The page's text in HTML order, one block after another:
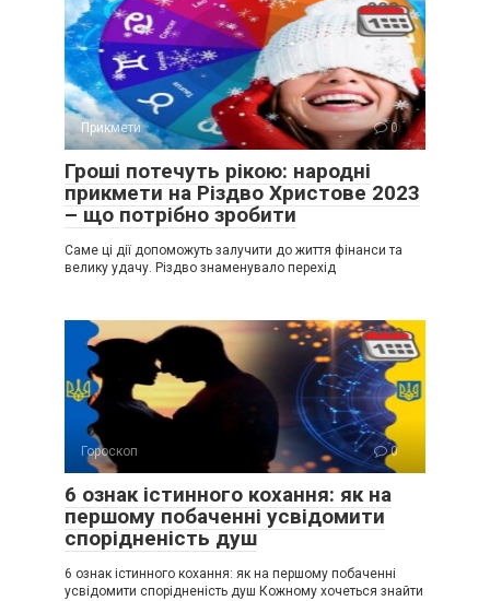
Прикмети 0
Гроші потечуть рікою: народні
прикмети на Різдво Христове 2023
– що потрібно зробити
Саме ці дії допоможуть залучити до життя фінанси та
велику удачу. Різдво знаменувало перехід
Гороскоп 0
6 ознак істинного кохання: як на
першому побаченні усвідомити
спорідненість душ
6 ознак істинного кохання: як на першому побаченні
усвідомити спорідненість душ Кожному хочеться знайти